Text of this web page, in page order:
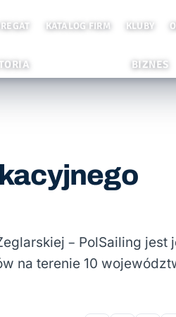
KATALOG FIRM KLUBY
BIZNES
– PolSailing jest
na terenie 10